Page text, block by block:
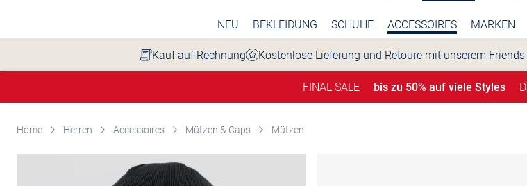
NEU BEKLEIDUNG SCHUHE ACCESSOIRES MARKEN
Kauf auf Rechnung Kostenlose Lieferung und Retoure mit unserem Friends
FINAL SALE bis zu 50% auf viele Styles
Home Herren Accessoires Mützen & Caps Mützen